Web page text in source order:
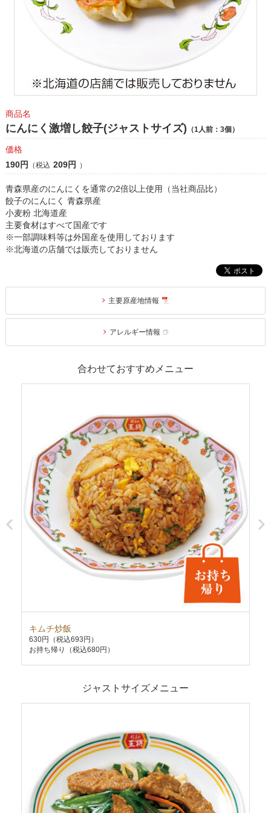
商品名
にんにく激増し餃子(ジャストサイズ) （1人前：3個）
価格
190円
（税込 209円 ）
青森県産のにんにくを通常の2倍以上使用（当社商品比）
餃子のにんにく 青森県産
小麦粉 北海道産
主要食材はすべて国産です
※一部調味料等は外国産を使用しております
※北海道の店舗では販売しておりません
主要原産地情報
アレルギー情報
合わせておすすめメニュー
キムチ炒飯
630円
（税込693円）
お持ち帰り（税込680円）
ジャストサイズメニュー